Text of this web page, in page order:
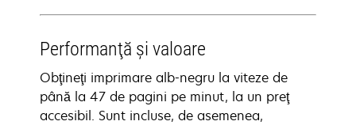
Performanţă şi valoare
Obţineţi imprimare alb-negru la viteze de
până la 47 de pagini pe minut, la un preţ
accesibil. Sunt incluse, de asemenea,